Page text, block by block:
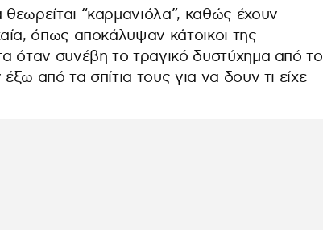
“καρμανιόλα”, καθώς έχουν
όπως αποκάλυψαν κάτοικοι της
όταν συνέβη το τραγικό δυστύχημα από το
από τα σπίτια τους για να δουν τι είχε